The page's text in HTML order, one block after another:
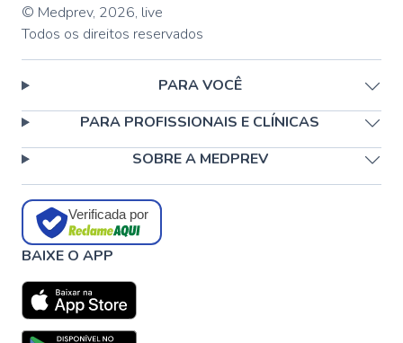
© Medprev, 2026, live
Todos os direitos reservados
PARA VOCÊ
PARA PROFISSIONAIS E CLÍNICAS
SOBRE A MEDPREV
Verificada por
BAIXE O APP